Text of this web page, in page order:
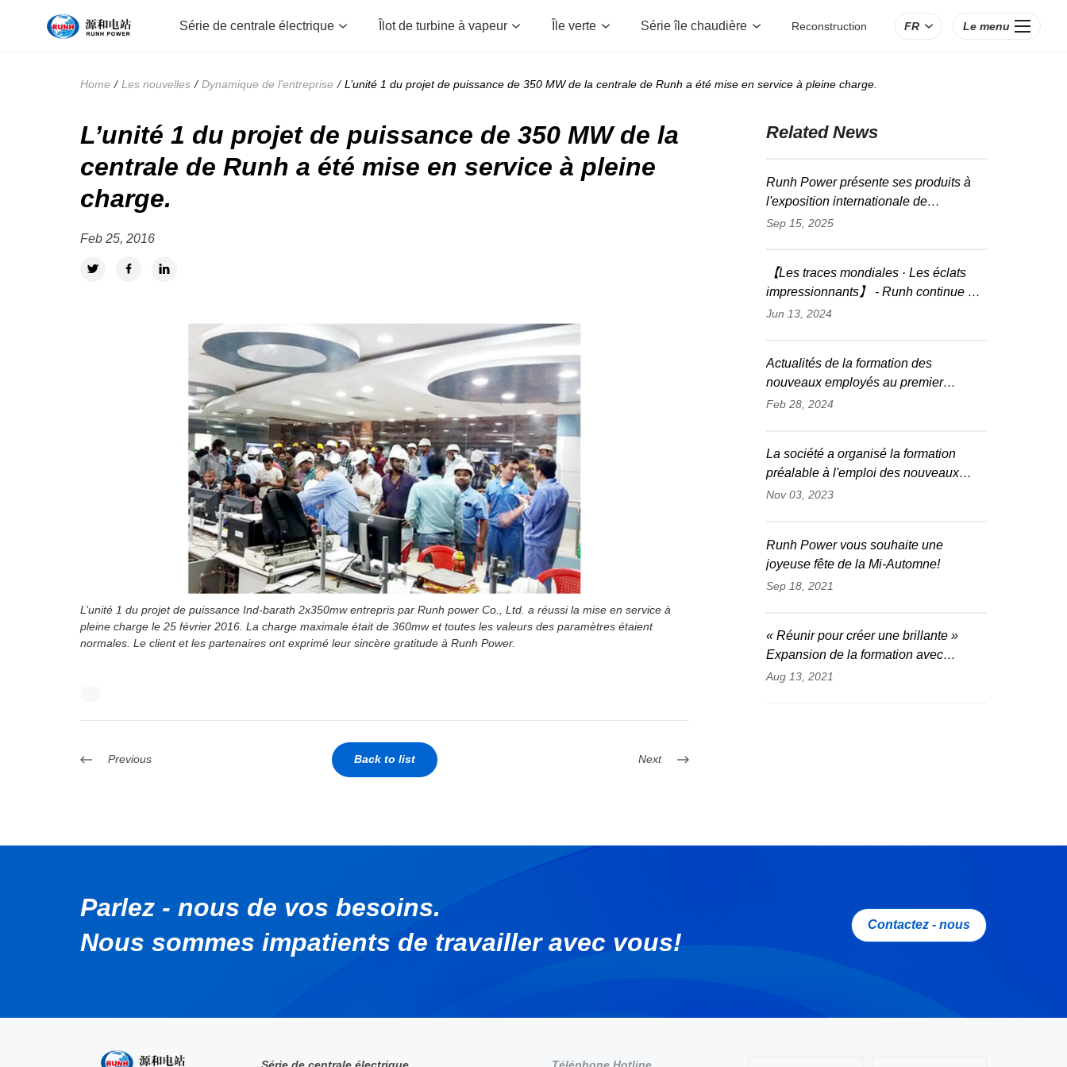
Série de centrale électrique Îlot de turbine à vapeur Île verte Série île chaudière Reconstruction
Série de centrale électrique
Îlot de turbine à vapeur
FR Le menu
Home / Les nouvelles / Dynamique de l'entreprise / L’unité 1 du projet de puissance de 350 MW de la centrale de Runh a été mise en service à pleine charge.
L’unité 1 du projet de puissance de 350 MW de la
centrale de Runh a été mise en service à pleine
charge.
Feb 25, 2016
L’unité 1 du projet de puissance Ind-barath 2x350mw entrepris par Runh power Co., Ltd. a réussi la mise en service à
pleine charge le 25 février 2016. La charge maximale était de 360mw et toutes les valeurs des paramètres étaient
normales. Le client et les partenaires ont exprimé leur sincère gratitude à Runh Power.
Previous Back to list Next
Related News
Runh Power présente ses produits à
l'exposition internationale de
l'électricité en Thaïlande pour explorer
Sep 15, 2025
【Les traces mondiales · Les éclats
impressionnants】 - Runh continue à
faire des percées aux expositions
Jun 13, 2024
Actualités de la formation des
nouveaux employés au premier
semestre 2024
Feb 28, 2024
La société a organisé la formation
préalable à l'emploi des nouveaux
employés en 2023 (Phase 2)
Nov 03, 2023
Runh Power vous souhaite une
joyeuse fête de la Mi-Automne!
Sep 18, 2021
« Réunir pour créer une brillante »
Expansion de la formation avec
succès!
Aug 13, 2021
Parlez - nous de vos besoins.
Nous sommes impatients de travailler avec vous!
Contactez - nous